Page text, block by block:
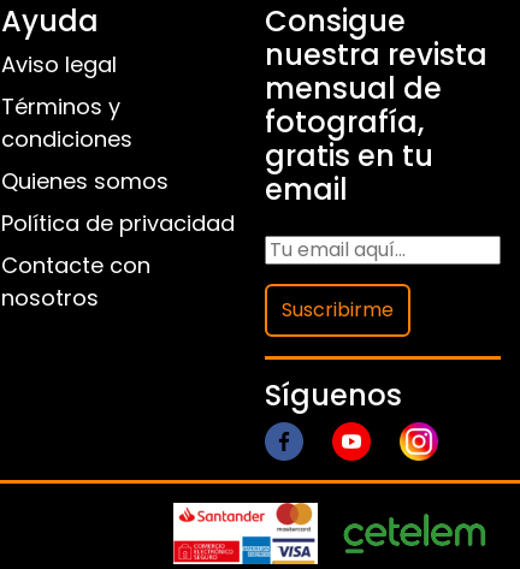
Ayuda
Aviso legal
Términos y
condiciones
Quienes somos
Política de privacidad
Contacte con
nosotros
Consigue
nuestra revista
mensual de
fotografía,
gratis en tu
email
Suscribirme
Síguenos